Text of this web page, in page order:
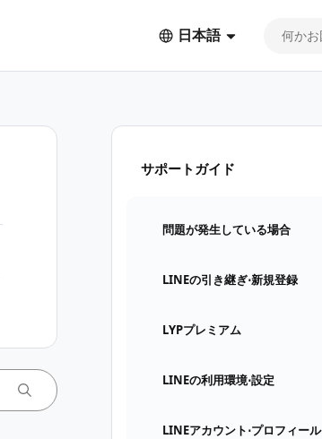
日本語
サポートガイド
問題が発生している場合
LINEの引き継ぎ⋅新規登録
LYPプレミアム
LINEの利用環境⋅設定
LINEアカウント⋅プロフィール